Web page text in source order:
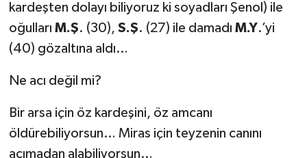
kardeşten dolayı biliyoruz ki soyadları Şenol) ile
oğulları M.Ş. (30), S.Ş. (27) ile damadı M.Y.’yi
(40) gözaltına aldı…
Ne acı değil mi?
Bir arsa için öz kardeşini, öz amcanı
öldürebiliyorsun… Miras için teyzenin canını
acımadan alabiliyorsun…